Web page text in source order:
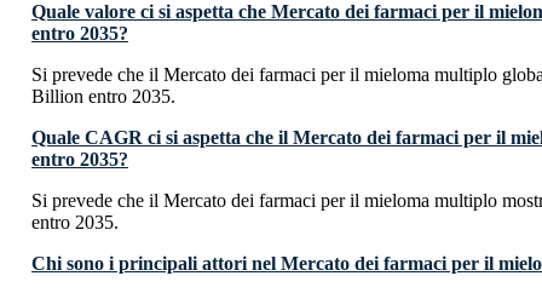
Quale valore ci si aspetta che Mercato dei farmaci per il
entro 2035?
Si prevede che il Mercato dei farmaci per il mieloma multiplo
Billion entro 2035.
Quale CAGR ci si aspetta che il Mercato dei farmaci per il
entro 2035?
Si prevede che il Mercato dei farmaci per il mieloma multiplo
entro 2035.
Chi sono i principali attori nel Mercato dei farmaci per il